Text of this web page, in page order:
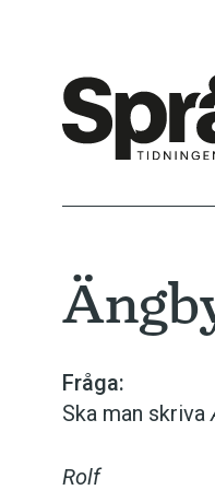
Fråga:
Ska man skriva
Rolf